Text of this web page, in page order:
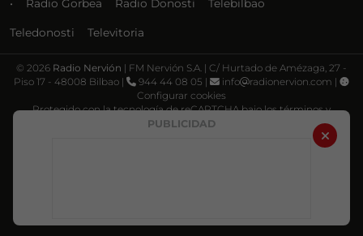
PUBLICIDAD
• Radio Gorbea Radio Donosti Telebilbao
Teledonosti Televitoria
© 2026 Radio Nervión | FM Nervión S.A. | C/ Hurtado de Amézaga, 27 -
Piso 17 - 48008 Bilbao |
944 44 08 05 | info
radionervion.com |
Configurar cookies
Protegido con la tecnología de reCAPTCHA bajo los términos y
Política de privacidad Términos de servicio